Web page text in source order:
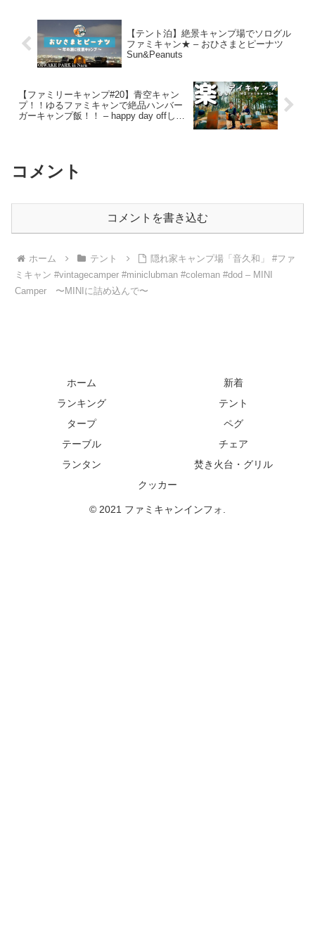
【テント泊】絶景キャンプ場でソログル
ファミキャン★ – おひさまとピーナツ
Sun&Peanuts
【ファミリーキャンプ#20】青空キャン
プ！！ゆるファミキャンで絶品ハンバー
ガーキャンプ飯！！ – happy day offしあ
コメント
コメントを書き込む
ホーム テント
隠れ家キャンプ場「音久和」 #ファ
ミキャン #vintagecamper #miniclubman #coleman #dod – MINI
Camper 〜MINIに詰め込んで〜
ホーム
新着
ランキング
テント
タープ
ペグ
テーブル
チェア
ランタン
焚き火台・グリル
クッカー
© 2021 ファミキャンインフォ.